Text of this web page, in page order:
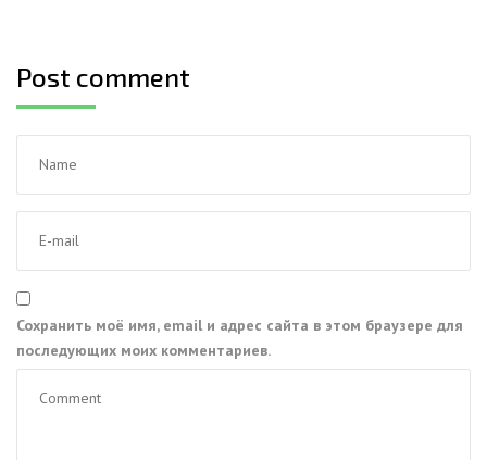
Post comment
Сохранить моё имя, email и адрес сайта в этом браузере для
последующих моих комментариев.